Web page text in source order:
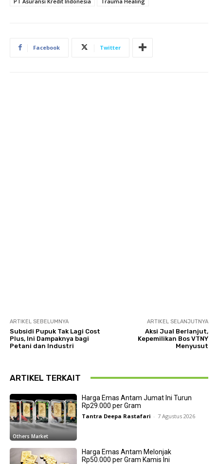
Facebook Twitter
ARTIKEL SEBELUMNYA
Subsidi Pupuk Tak Lagi Cost
Plus, Ini Dampaknya bagi
Petani dan Industri
ARTIKEL SELANJUTNYA
Aksi Jual Berlanjut,
Kepemilikan Bos VTNY
Menyusut
ARTIKEL TERKAIT
Others Market
Harga Emas Antam Jumat Ini Turun
Rp29.000 per Gram
Tantra Deepa Rastafari - 7 Agustus 2026
Harga Emas Antam Melonjak
Rp50.000 per Gram Kamis Ini